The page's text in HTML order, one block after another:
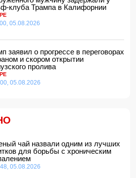
глобальным вызовам
получила высшую
в области кардиальной
штрафы за нарушение
и меняется порядок передачи
клуба Трампа в Калифорнии
05.08.2026
заявил о прогрессе в переговорах
и скором открытии
пролива
05.08.2026
чай назвали одним из лучших
для борьбы с хроническим
05.08.2026